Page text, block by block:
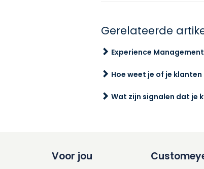
Gerelateerde
Experience Management
Hoe weet je of je
Wat zijn signalen dat je
Voor jou